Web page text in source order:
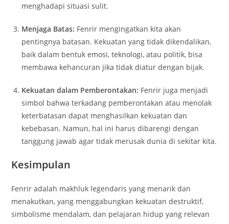
menghadapi situasi sulit.
Menjaga Batas: Fenrir mengingatkan kita akan
pentingnya batasan. Kekuatan yang tidak dikendalikan,
baik dalam bentuk emosi, teknologi, atau politik, bisa
membawa kehancuran jika tidak diatur dengan bijak.
Kekuatan dalam Pemberontakan: Fenrir juga menjadi
simbol bahwa terkadang pemberontakan atau menolak
keterbatasan dapat menghasilkan kekuatan dan
kebebasan. Namun, hal ini harus dibarengi dengan
tanggung jawab agar tidak merusak dunia di sekitar kita.
Kesimpulan
Fenrir adalah makhluk legendaris yang menarik dan
menakutkan, yang menggabungkan kekuatan destruktif,
simbolisme mendalam, dan pelajaran hidup yang relevan